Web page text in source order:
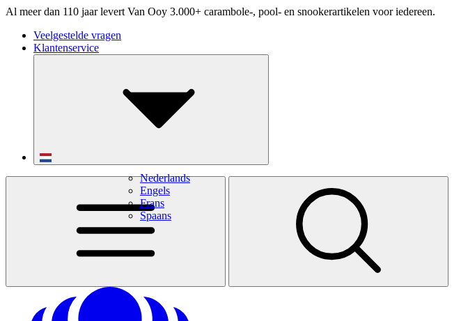
Al meer dan 110 jaar levert Van Ooy 3.000+ carambole-, pool- en snookerartikelen voor iedereen.
Veelgestelde vragen
Klantenservice
Nederlands
Engels
Frans
Spaans